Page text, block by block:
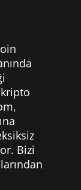
Bizi